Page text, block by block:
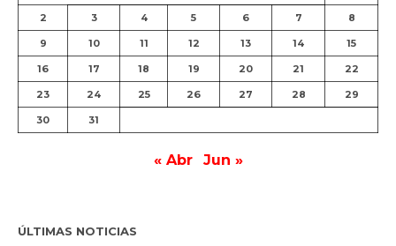
2 3 4 5 6 7 8
9 10 11 12 13 14 15
16 17 18 19 20 21 22
23 24 25 26 27 28 29
30 31
« Abr Jun »
ÚLTIMAS NOTICIAS